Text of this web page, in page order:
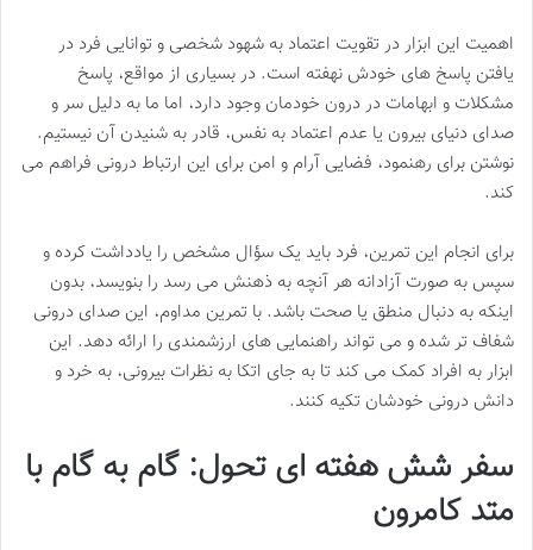
اهمیت این ابزار در تقویت اعتماد به شهود شخصی و توانایی فرد در
یافتن پاسخ های خودش نهفته است. در بسیاری از مواقع، پاسخ
مشکلات و ابهامات در درون خودمان وجود دارد، اما ما به دلیل سر و
صدای دنیای بیرون یا عدم اعتماد به نفس، قادر به شنیدن آن نیستیم.
نوشتن برای رهنمود، فضایی آرام و امن برای این ارتباط درونی فراهم می
کند.
برای انجام این تمرین، فرد باید یک سؤال مشخص را یادداشت کرده و
سپس به صورت آزادانه هر آنچه به ذهنش می رسد را بنویسد، بدون
اینکه به دنبال منطق یا صحت باشد. با تمرین مداوم، این صدای درونی
شفاف تر شده و می تواند راهنمایی های ارزشمندی را ارائه دهد. این
ابزار به افراد کمک می کند تا به جای اتکا به نظرات بیرونی، به خرد و
دانش درونی خودشان تکیه کنند.
سفر شش هفته ای تحول: گام به گام با
متد کامرون